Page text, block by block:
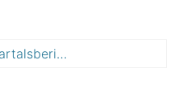
Magdeburger Statistik : Quartalsbericht